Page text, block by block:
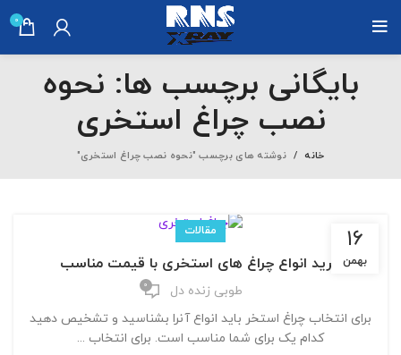
0
بایگانی برچسب ها: نحوه
نصب چراغ استخری
خانه نوشته های برچسب "نحوه نصب چراغ استخری"
۱۶
بهمن
مقالات
خرید انواع چراغ های استخری با قیمت مناسب
طوبی زنده دل 0
برای انتخاب چراغ استخر باید انواع آنرا بشناسید و تشخیص دهید
کدام یک برای شما مناسب است. برای انتخاب ...